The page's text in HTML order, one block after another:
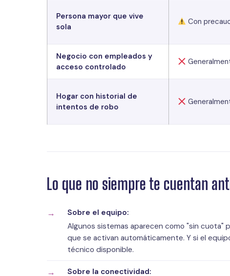
Persona mayor que vive
sola
Con
Negocio con empleados y
acceso controlado
Hogar con historial de
intentos de robo
Lo que no siempre te cuentan
Sobre el equipo:
Algunos sistemas aparecen como "sin cuota"
que se activan automáticamente. Y si el
técnico disponible.
Sobre la conectividad: